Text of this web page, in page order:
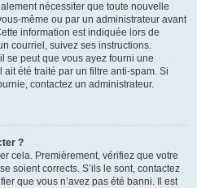
nécessiter que toute nouvelle
même ou par un administrateur avant
information est indiquée lors de
courriel, suivez ses instructions.
se peut que vous ayez fourni une
été traité par un filtre anti-spam. Si
contactez un administrateur.
?
cela. Premièrement, vérifiez que votre
soient corrects. S’ils le sont, contactez
que vous n’avez pas été banni. Il est